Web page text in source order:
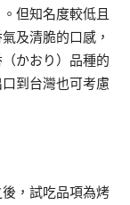
但知名度較低且
及清脆的口感，
かおり）品種的
到台灣也可考慮
，試吃品項為烤